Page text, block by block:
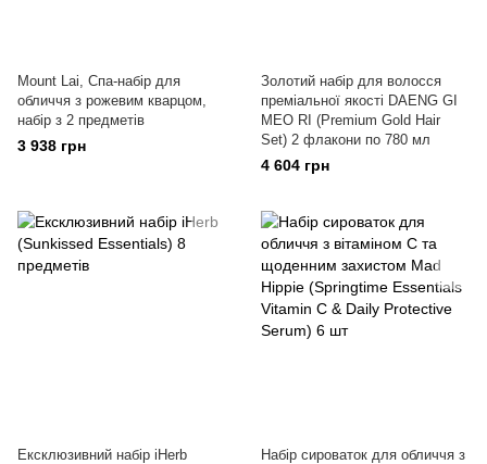
Mount Lai, Спа-набір для
обличчя з рожевим кварцом,
набір з 2 предметів
3 938 грн
Золотий набір для волосся
преміальної якості DAENG GI
MEO RI (Premium Gold Hair
Set) 2 флакони по 780 мл
4 604 грн
Ексклюзивний набір iHerb
Набір сироваток для обличчя з